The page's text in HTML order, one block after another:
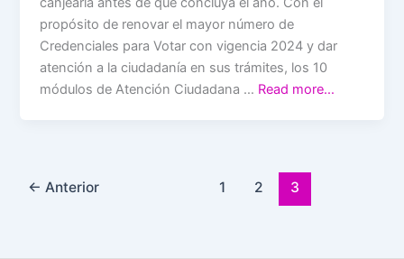
propósito de renovar el mayor número de
Credenciales para Votar con vigencia 2024 y dar
atención a la ciudadanía en sus trámites, los 10
módulos de Atención Ciudadana … Read more…
← Anterior 1 2 3